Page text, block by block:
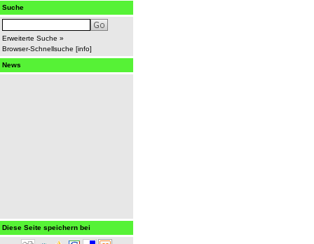
Suche
Erweiterte Suche »
Browser-Schnellsuche [info]
News
Diese Seite speichern bei